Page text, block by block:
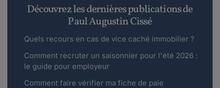
Découvrez les dernières publications de
Paul Augustin Cissé
Quels recours en cas de vice caché immobilier ?
Comment recruter un saisonnier pour l'été 2026 :
le guide pour employeur
Comment faire vérifier ma fiche de paie